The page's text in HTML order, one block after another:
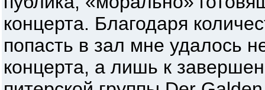
концерта. Благодаря
попасть в зал мне удалось
концерта, а лишь к